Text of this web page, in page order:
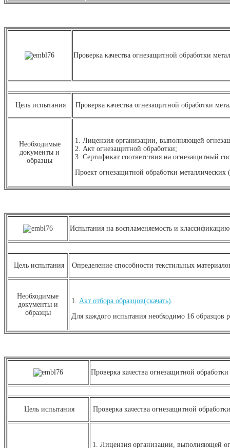
Проверка качества огнезащитной обработки
Цель испытания Проверка качества огнезащитной обработки
Необходимые
документы и
образцы
1. Лицензия организации, выполняющей
2. Акт огнезащитной обработки;
3. Сертификат соответствия на огнезащитный
Проект огнезащитной обработки
Испытания на воспламеняемость и
Цель испытания Определение способности текстильных
Необходимые
документы и
образцы
1. Акт отбора образцов(скачать).
Для каждого испытания необходимо 16
Проверка качества огнезащитной
Цель испытания Проверка качества огнезащитной
1. Лицензия организации, выполняющей